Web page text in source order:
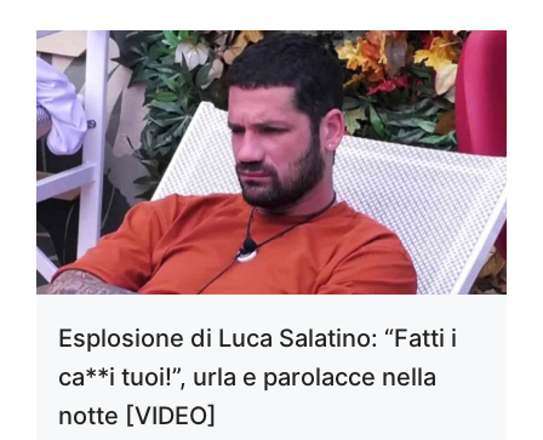
Esplosione di Luca Salatino: “Fatti i
ca**i tuoi!”, urla e parolacce nella
notte [VIDEO]